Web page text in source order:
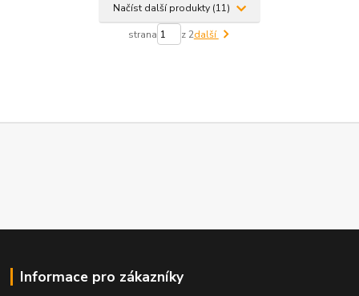
Načíst další produkty (11)
strana z 2další
Informace pro zákazníky